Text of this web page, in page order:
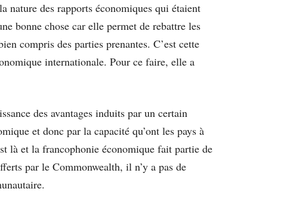
nature des rapports économiques qui étaient
bonne chose car elle permet de rebattre les
compris des parties prenantes. C’est cette
internationale. Pour ce faire, elle a
des avantages induits par un certain
et donc par la capacité qu’ont les pays à
là et la francophonie économique fait partie de
par le Commonwealth, il n’y a pas de